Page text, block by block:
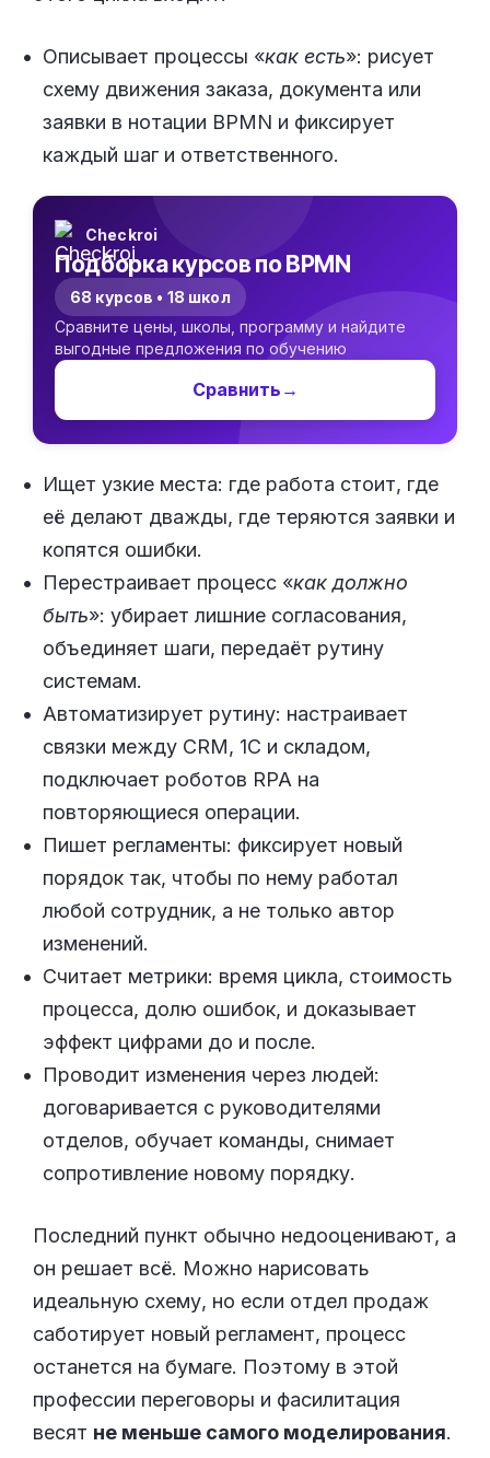
Описывает процессы «как есть»: рисует
схему движения заказа, документа или
заявки в нотации BPMN и фиксирует
каждый шаг и ответственного.
Checkroi
Подборка курсов по BPMN
68 курсов • 18 школ
Сравните цены, школы, программу и найдите
выгодные предложения по обучению
Сравнить →
Ищет узкие места: где работа стоит, где
её делают дважды, где теряются заявки и
копятся ошибки.
Перестраивает процесс «как должно
быть»: убирает лишние согласования,
объединяет шаги, передаёт рутину
системам.
Автоматизирует рутину: настраивает
связки между CRM, 1С и складом,
подключает роботов RPA на
повторяющиеся операции.
Пишет регламенты: фиксирует новый
порядок так, чтобы по нему работал
любой сотрудник, а не только автор
изменений.
Считает метрики: время цикла, стоимость
процесса, долю ошибок, и доказывает
эффект цифрами до и после.
Проводит изменения через людей:
договаривается с руководителями
отделов, обучает команды, снимает
сопротивление новому порядку.
Последний пункт обычно недооценивают, а
он решает всё. Можно нарисовать
идеальную схему, но если отдел продаж
саботирует новый регламент, процесс
останется на бумаге. Поэтому в этой
профессии переговоры и фасилитация
весят не меньше самого моделирования.